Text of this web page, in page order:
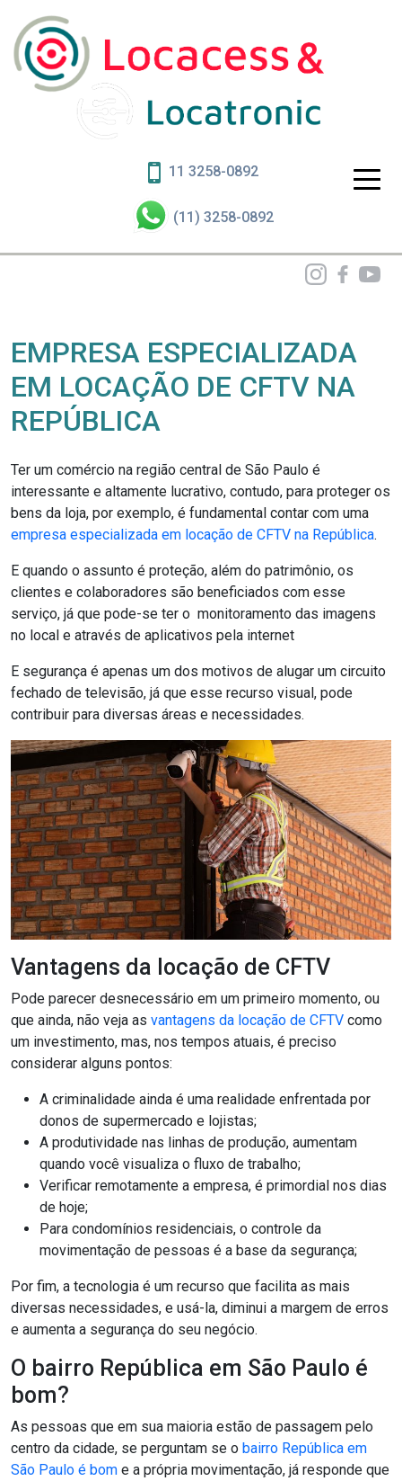
11 3258-0892
(11) 3258-0892
EMPRESA ESPECIALIZADA
EM LOCAÇÃO DE CFTV NA
REPÚBLICA
Ter um comércio na região central de São Paulo é
interessante e altamente lucrativo, contudo, para proteger os
bens da loja, por exemplo, é fundamental contar com uma
empresa especializada em locação de CFTV na República.
E quando o assunto é proteção, além do patrimônio, os
clientes e colaboradores são beneficiados com esse
serviço, já que pode-se ter o monitoramento das imagens
no local e através de aplicativos pela internet
E segurança é apenas um dos motivos de alugar um circuito
fechado de televisão, já que esse recurso visual, pode
contribuir para diversas áreas e necessidades.
Vantagens da locação de CFTV
Pode parecer desnecessário em um primeiro momento, ou
que ainda, não veja as vantagens da locação de CFTV como
um investimento, mas, nos tempos atuais, é preciso
considerar alguns pontos:
A criminalidade ainda é uma realidade enfrentada por
donos de supermercado e lojistas;
A produtividade nas linhas de produção, aumentam
quando você visualiza o fluxo de trabalho;
Verificar remotamente a empresa, é primordial nos dias
de hoje;
Para condomínios residenciais, o controle da
movimentação de pessoas é a base da segurança;
Por fim, a tecnologia é um recurso que facilita as mais
diversas necessidades, e usá-la, diminui a margem de erros
e aumenta a segurança do seu negócio.
O bairro República em São Paulo é
bom?
As pessoas que em sua maioria estão de passagem pelo
centro da cidade, se perguntam se o bairro República em
São Paulo é bom e a própria movimentação, já responde que